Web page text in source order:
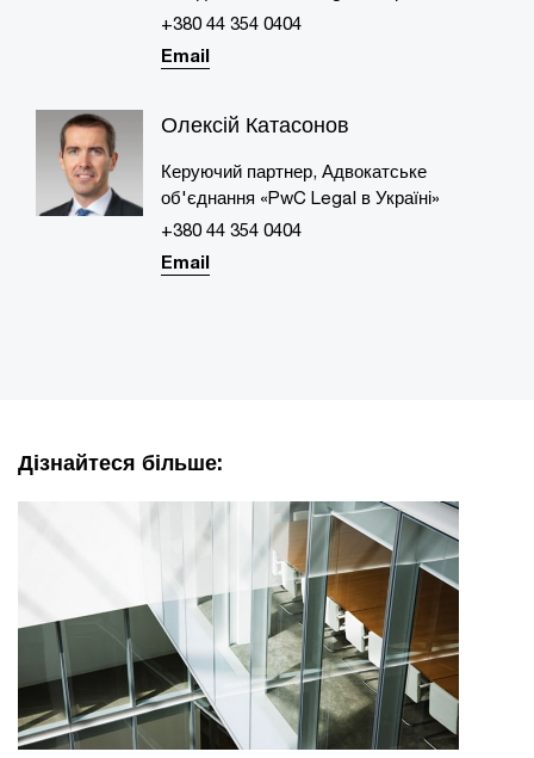
+380 44 354 0404
Email
Олексій Катасонов
Керуючий партнер, Адвокатське
об'єднання «PwC Legal в Україні»
+380 44 354 0404
Email
Дізнайтеся більше: